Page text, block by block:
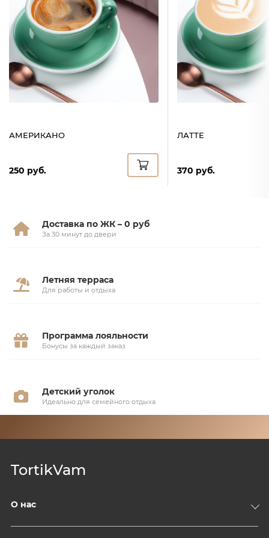
радует глаз. Видно, что готовят с душой.
Мне нравится заказывать здесь ужин.
Отзыв сDelivery Club Отзыв
АМЕРИКАНО
250 руб.
ЛАТТЕ
370 руб.
Доставка по ЖК – 0 руб
За 30 минут до двери
Летняя терраса
Для работы и отдыха
Программа лояльности
Бонусы за каждый заказ
Детский уголок
Идеально для семейного отдыха
TortikVam
О нас